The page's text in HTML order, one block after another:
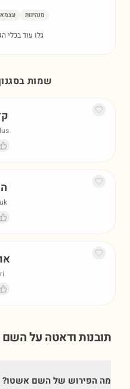
מנהיגות
גלו עוד בכלי
שמות
תובנות ודאטה על השם
מה הפירוש של השם אשטו?